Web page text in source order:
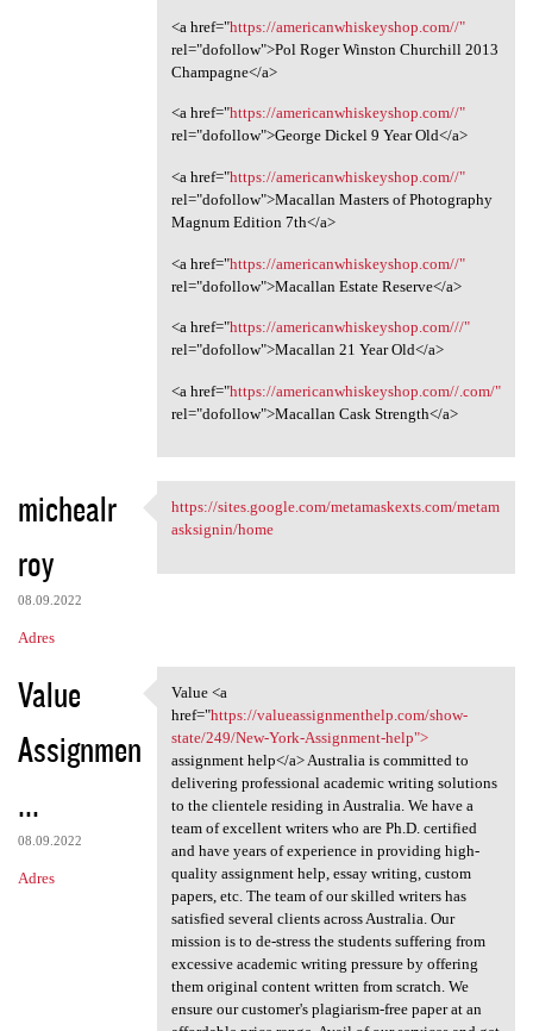
<a href="https://americanwhiskeyshop.com//"
rel="dofollow">Pol Roger Winston Churchill 2013
Champagne</a>
<a href="https://americanwhiskeyshop.com//"
rel="dofollow">George Dickel 9 Year Old</a>
<a href="https://americanwhiskeyshop.com//"
rel="dofollow">Macallan Masters of Photography
Magnum Edition 7th</a>
<a href="https://americanwhiskeyshop.com//"
rel="dofollow">Macallan Estate Reserve</a>
<a href="https://americanwhiskeyshop.com///"
rel="dofollow">Macallan 21 Year Old</a>
<a href="https://americanwhiskeyshop.com//.com/"
rel="dofollow">Macallan Cask Strength</a>
michealr
roy
08.09.2022
Adres
https://sites.google.com
https://sites.google.com/metamaskexts.com/metam
asksignin/home
Value
Assignmen
...
08.09.2022
Adres
Value <a href="https:/
Value <a
href="https://valueassignmenthelp.com/show-
state/249/New-York-Assignment-help">
assignment help</a> Australia is committed to
delivering professional academic writing solutions
to the clientele residing in Australia. We have a
team of excellent writers who are Ph.D. certified
and have years of experience in providing high-
quality assignment help, essay writing, custom
papers, etc. The team of our skilled writers has
satisfied several clients across Australia. Our
mission is to de-stress the students suffering from
excessive academic writing pressure by offering
them original content written from scratch. We
ensure our customer's plagiarism-free paper at an